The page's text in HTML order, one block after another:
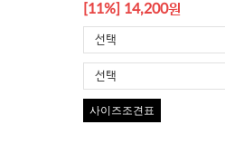
[11%] 14,200원
선택
선택
사이즈조견표